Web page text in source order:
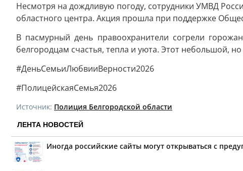
Несмотря на дождливую погоду, сотрудники УМВД
областного центра. Акция прошла при поддержке
В пасмурный день правоохранители согрели
белгородцам счастья, тепла и уюта. Этот небольшой,
#ДеньСемьиЛюбвииВерности2026
#ПолицейскаяСемья2026
Источник: Полиция Белгородской области
ЛЕНТА НОВОСТЕЙ
Иногда российские сайты могут открываться с